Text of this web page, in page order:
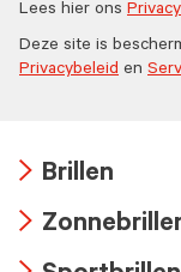
Lees hier ons
Deze site is
Privacybeleid en
icon
Brillen